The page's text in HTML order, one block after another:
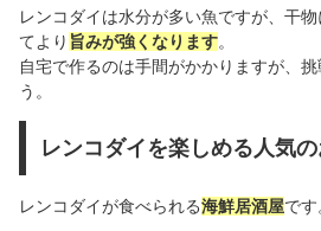
レンコダイは水分が多い魚ですが、干
てより 旨みが強くなります。
自宅で作るのは手間がかかりますが、
う。
レンコダイを楽しめる人気
レンコダイが食べられる海鮮居酒屋です